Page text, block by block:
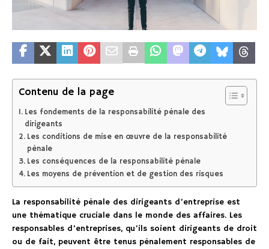
Contenu de la page
Les fondements de la responsabilité pénale des
dirigeants
Les conditions de mise en œuvre de la responsabilité
pénale
Les conséquences de la responsabilité pénale
Les moyens de prévention et de gestion des risques
La responsabilité pénale des dirigeants d’entreprise est
une thématique cruciale dans le monde des affaires. Les
responsables d’entreprises, qu’ils soient dirigeants de droit
ou de fait, peuvent être tenus pénalement responsables de